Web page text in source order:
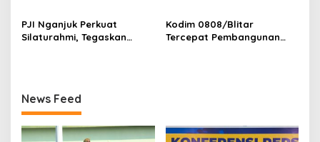
PJI Nganjuk Perkuat
Silaturahmi, Tegaskan
Kodim 0808/Blitar
Tercepat Pembangunan
News Feed